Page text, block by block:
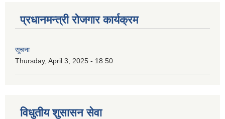
प्रधानमन्त्री रोजगार कार्यक्रम
सूचना
Thursday, April 3, 2025 - 18:50
विधुतीय शुसासन सेवा